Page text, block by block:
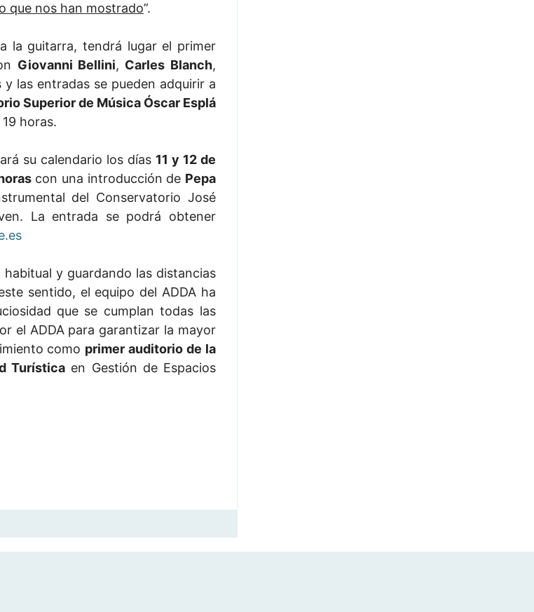
que nos han mostrado”.
guitarra, tendrá lugar el primer
Giovanni Bellini, Carles Blanch,
las entradas se pueden adquirir a
Superior de Música Óscar Esplá
horas.
su calendario los días 11 y 12 de
con una introducción de Pepa
del Conservatorio José
La entrada se podrá obtener
y guardando las distancias
sentido, el equipo del ADDA ha
que se cumplan todas las
el ADDA para garantizar la mayor
como primer auditorio de la
Turística en Gestión de Espacios